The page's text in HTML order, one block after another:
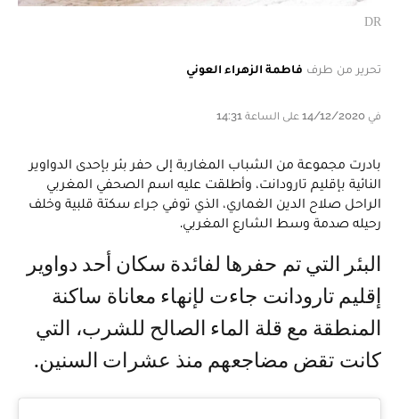
DR
تحرير من طرف فاطمة الزهراء العوني
في 14/12/2020 على الساعة 14:31
بادرت مجموعة من الشباب المغاربة إلى حفر بئر بإحدى الدواوير
النائية بإقليم تارودانت، وأطلقت عليه اسم الصحفي المغربي
الراحل صلاح الدين الغماري، الذي توفي جراء سكتة قلبية وخلف
رحيله صدمة وسط الشارع المغربي.
إقليم تارودانت جاءت لإنهاء معاناة ساكنة
المنطقة مع قلة الماء الصالح للشرب، التي
كانت تقض مضاجعهم منذ عشرات السنين.